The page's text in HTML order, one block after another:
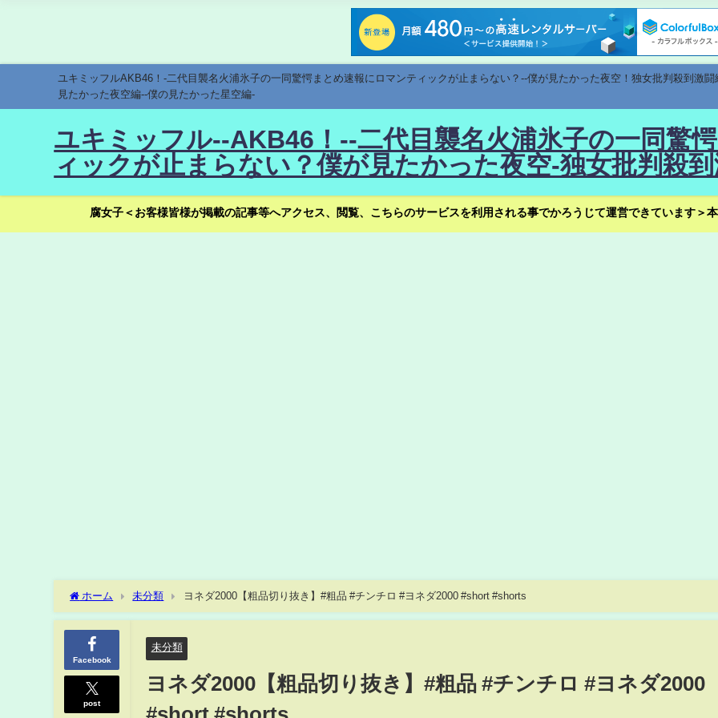
ユキミッフルAKB46！-二代目襲名火浦氷子の一同驚愕まとめ速報にロマンティックが止まらない？--僕が見たかった夜空！独女批判殺到激
見たかった夜空編--僕の見たかった星空編-
ユキミッフル--AKB46！--二代目襲名火浦氷子の一同驚
ィックが止まらない？僕が見たかった夜空-独女批判殺
腐女子＜お客様皆様が掲載の記事等へアクセス、閲覧、こちらのサービスを利用される事でかろうじて運営できています＞
ホーム 未分類 ヨネダ2000【粗品切り抜き】#粗品 #チンチロ #ヨネダ2000 #short #shorts
Facebook
post
未分類
ヨネダ2000【粗品切り抜き】#粗品 #チンチロ #ヨネダ2000
#short #shorts